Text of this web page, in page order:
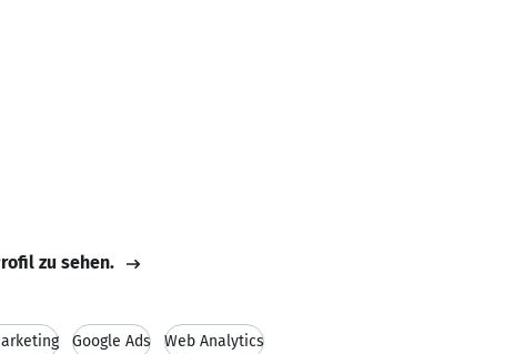
zu sehen.
Google Ads Web Analytics